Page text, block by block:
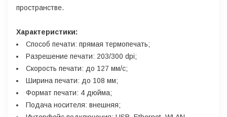
пространстве.
Характеристики:
Способ печати: прямая термопечать;
Разрешение печати: 203/300 dpi;
Скорость печати: до 127 мм/с;
Ширина печати: до 108 мм;
Формат печати: 4 дюйма;
Подача носителя: внешняя;